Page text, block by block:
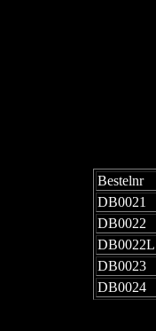
Bestelnr
DB0021
DB0022
DB0022L
DB0023
DB0024